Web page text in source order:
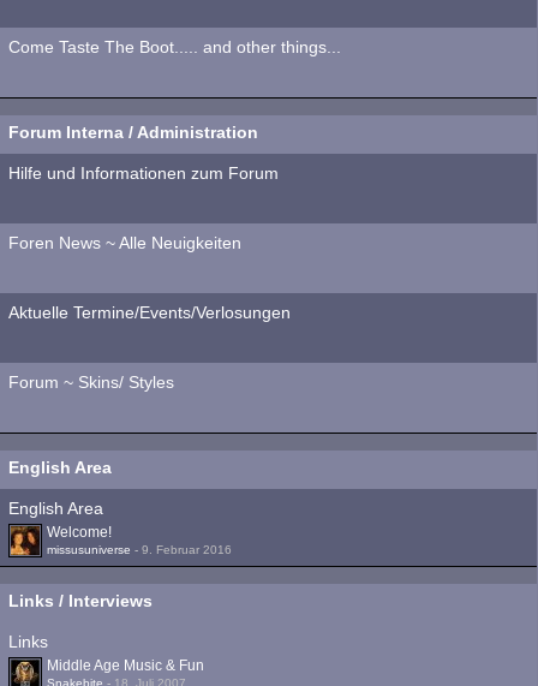
Come Taste The Boot..... and other things...
Forum Interna / Administration
Hilfe und Informationen zum Forum
Foren News ~ Alle Neuigkeiten
Aktuelle Termine/Events/Verlosungen
Forum ~ Skins/ Styles
English Area
English Area
Welcome!
missusuniverse - 9. Februar 2016
Links / Interviews
Links
Middle Age Music & Fun
Snakebite - 18. Juli 2007